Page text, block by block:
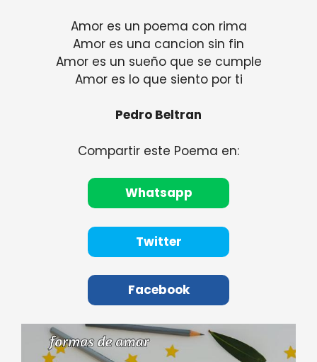
Amor es un poema con rima
Amor es una cancion sin fin
Amor es un sueño que se cumple
Amor es lo que siento por ti
Pedro Beltran
Compartir este Poema en:
Whatsapp
Twitter
Facebook